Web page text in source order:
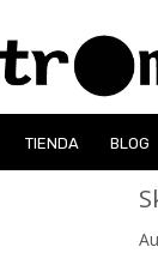
TIENDA BLOG